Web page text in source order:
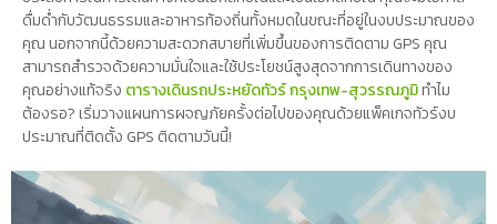
ดื่มด่ำกับวัฒนธรรมและอาหารท้องถิ่นทั้งหมดในขณะที่อยู่ในงบประมาณของ
คุณ นอกจากนี้ด้วยความสะดวกสบายที่เพิ่มขึ้นของการติดตาม GPS คุณ
สามารถสำรวจด้วยความมั่นใจและใช้ประโยชน์สูงสุดจากการเดินทางของ
คุณอย่างแท้จริง ตารางเดินรถประหยัดทัวร์ กรุงเทพ-สุวรรณภูมิทำไม
ต้องรอ? เริ่มวางแผนการผจญภัยครั้งต่อไปของคุณด้วยแพ็คเกจทัวร์งบ
ประมาณที่ติดตั้ง GPS ติดตามวันนี้!